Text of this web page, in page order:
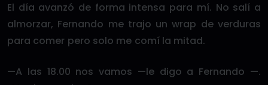
El día avanzó de forma intensa para mí. No salí a
almorzar, Fernando me trajo un wrap de verduras
para comer pero solo me comí la mitad.
—A las 18.00 nos vamos —le digo a Fernando —.